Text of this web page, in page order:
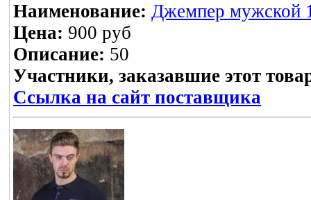
Наименование: Джемпер мужской
Цена: 900 руб
Описание: 50
Участники, заказавшие этот
Ссылка на сайт поставщика